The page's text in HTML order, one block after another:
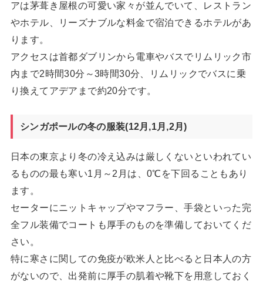
アは茅葺き屋根の可愛い家々が並んでいて、レストラン
やホテル、リーズナブルな料金で宿泊できるホテルがあ
ります。
アクセスは首都ダブリンから電車やバスでリムリック市
内まで2時間30分～3時間30分、リムリックでバスに乗
り換えてアデアまで約20分です。
シンガポールの冬の服装(12月,1月,2月)
日本の東京より冬の冷え込みは厳しくないといわれてい
るものの最も寒い1月～2月は、0℃を下回ることもあり
ます。
セーターにニットキャップやマフラー、手袋といった完
全フル装備でコートも厚手のものを準備しておいてくだ
さい。
特に寒さに関しての免疫が欧米人と比べると日本人の方
がないので、出発前に厚手の肌着や靴下を用意しておく